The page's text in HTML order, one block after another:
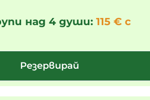
над 4 души: 115 € с
Резервирай